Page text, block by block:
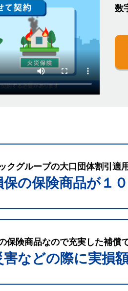
数
クグループの大口団体割引適
保の保険商品が１
保険商品なので充実した補償
害などの際に実損